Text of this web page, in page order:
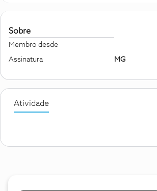
Sobre
Membro desde
Assinatura MG
Atividade